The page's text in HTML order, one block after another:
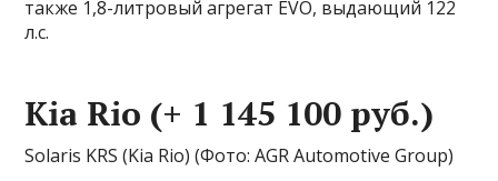
также 1,8-литровый агрегат EVO, выдающий 122
л.с.
Kia Rio (+ 1 145 100 руб.)
Solaris KRS (Kia Rio) (Фото: AGR Automotive Group)